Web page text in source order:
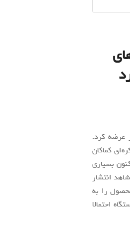
عرضه کرد.
کماکان
بسیاری
زد فولد 3 هستند. اخیرا شاهد انتشار
را به
احتمالا